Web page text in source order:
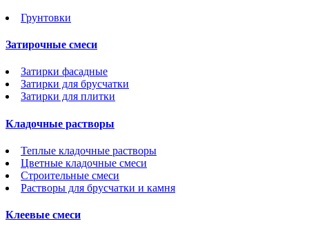
Грунтовки
Затирочные смеси
Затирки фасадные
Затирки для брусчатки
Затирки для плитки
Кладочные растворы
Теплые кладочные растворы
Цветные кладочные смеси
Строительные смеси
Растворы для брусчатки и камня
Клеевые смеси